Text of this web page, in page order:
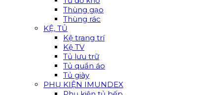
Thùng gạo
Thùng rác
KỆ, TỦ
Kệ trang trí
Kệ TV
Tủ lưu trữ
Tủ quần áo
Tủ giày
PHỤ KIỆN IMUNDEX